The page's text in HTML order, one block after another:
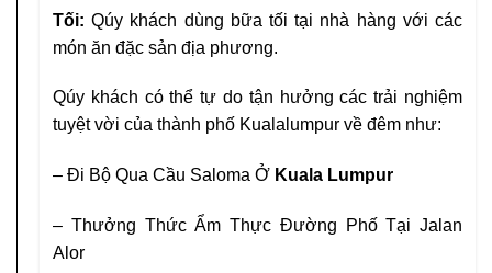
Tối:Qúy khách dùng bữa tối tại nhà hàng với các
món ăn đặc sản địa phương.
Qúy khách có thể tự do tận hưởng các trải nghiệm
tuyệt vời của thành phố Kualalumpur về đêm như:
– Đi Bộ Qua Cầu Saloma Ở Kuala Lumpur
– Thưởng Thức Ẩm Thực Đường Phố Tại Jalan
Alor